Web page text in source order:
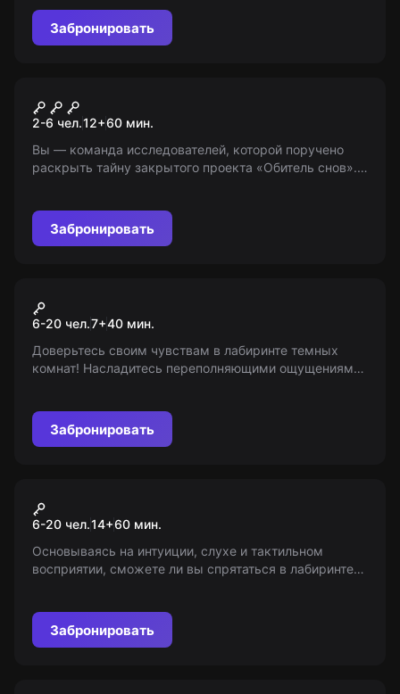
Забронировать
Мистический отель. Во
власти сна
2-6 чел.12+60 мин.
Вы — команда исследователей, которой поручено
раскрыть тайну закрытого проекта «Обитель снов».
Забронировать
Dark Raid
6-20 чел.7+40 мин.
Доверьтесь своим чувствам в лабиринте темных
комнат! Насладитесь переполняющими ощущениями
Забронировать
Прятки в лабиринте на
Чайковского
6-20 чел.14+60 мин.
Основываясь на интуиции, слухе и тактильном
восприятии, сможете ли вы спрятаться в лабиринте
секунду.
Забронировать